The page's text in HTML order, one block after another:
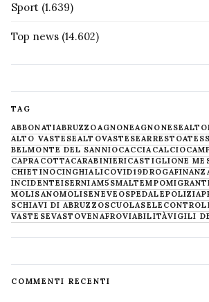
Sport (1.639)
Top news (14.602)
TAG
ABBONATIABRUZZOAGNONEAGNONESE
ALTO VASTESEALTOVASTESEARRESTO
BELMONTE DEL SANNIOCACCIACALCIO
CAPRACOTTACARABINIERICASTIGLIONE
CHIETINOCINGHIALICOVID19DROGA
INCIDENTEISERNIAM5SMALTEMPO
MOLISANOMOLISENEVE OSPEDALEPOLIZIA
SCHIAVI DI ABRUZZOSCUOLA
VASTESEVASTOVENAFROVIABILITÀVIGILI
COMMENTI RECENTI